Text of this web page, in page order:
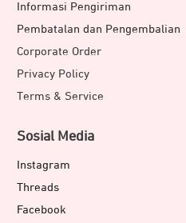
Informasi Pengiriman
Pembatalan dan Pengembalian
Corporate Order
Privacy Policy
Terms & Service
Sosial Media
Instagram
Threads
Facebook